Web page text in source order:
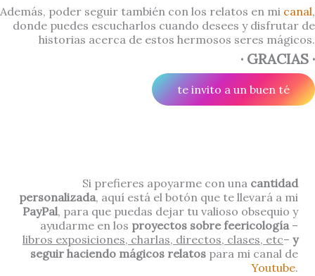
Además, poder seguir también con los relatos en mi canal,
donde puedes escucharlos cuando desees y disfrutar de
historias acerca de estos hermosos seres mágicos.
· GRACIAS ·
te invito a un buen té
Si prefieres apoyarme con una cantidad
personalizada, aquí está el botón que te llevará a mi
PayPal, para que puedas dejar tu valioso obsequio y
ayudarme en los proyectos sobre feericología–
libros exposiciones, charlas, directos, clases, etc– y
seguir haciendo mágicos relatos para mi canal de
Youtube.